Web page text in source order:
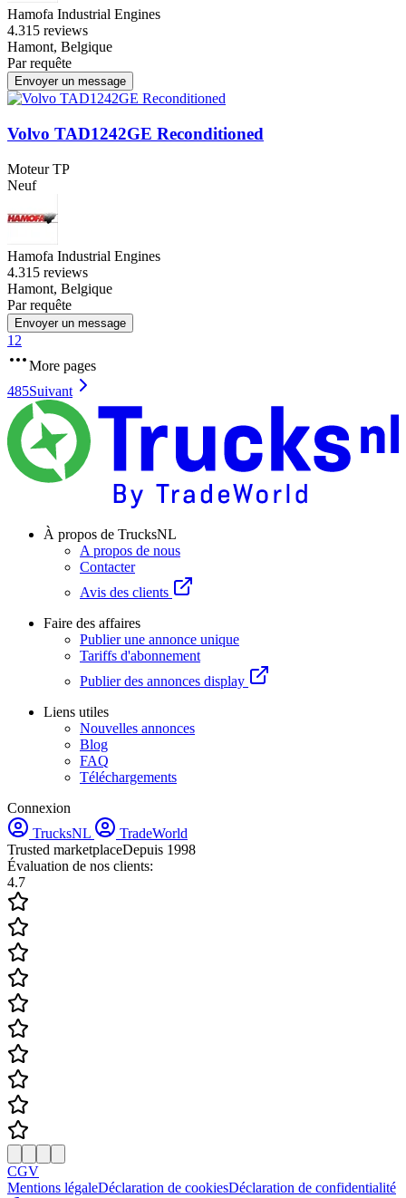
Hamofa Industrial Engines
4.315 reviews
Hamont, Belgique
Par requête
Envoyer un message
Volvo TAD1242GE Reconditioned
Moteur TP
Neuf
Hamofa Industrial Engines
4.315 reviews
Hamont, Belgique
Par requête
Envoyer un message
1 2
More pages
485Suivant
À propos de TrucksNL
A propos de nous
Contacter
Avis des clients
Faire des affaires
Publier une annonce unique
Tariffs d'abonnement
Publier des annonces display
Liens utiles
Nouvelles annonces
Blog
FAQ
Téléchargements
Connexion
TrucksNL
TradeWorld
Trusted marketplaceDepuis 1998
Évaluation de nos clients:
4.7
CGV
Mentions légaleDéclaration de cookiesDéclaration de confidentialité